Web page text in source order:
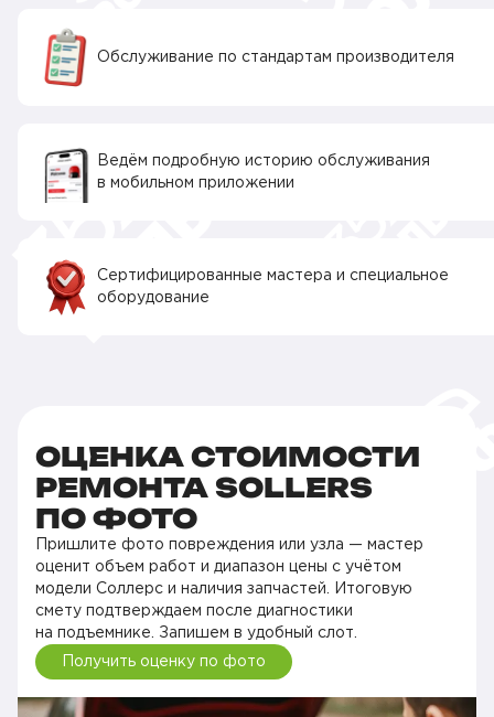
Обслуживание по стандартам производителя
Ведём подробную историю обслуживания
в мобильном приложении
Сертифицированные мастера и специальное
оборудование
ОЦЕНКА СТОИМОСТИ
РЕМОНТА SOLLERS
ПО ФОТО
Пришлите фото повреждения или узла — мастер
оценит объем работ и диапазон цены с учётом
модели Соллерс и наличия запчастей. Итоговую
смету подтверждаем после диагностики
на подъемнике. Запишем в удобный слот.
Получить оценку по фото